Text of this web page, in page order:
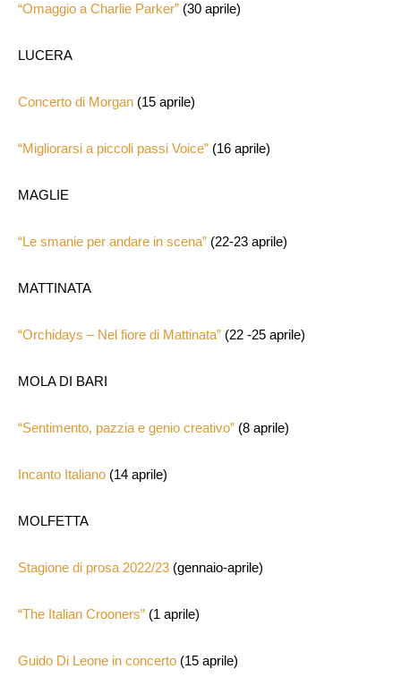
“Omaggio a Charlie Parker” (30 aprile)
LUCERA
Concerto di Morgan (15 aprile)
“Migliorarsi a piccoli passi Voice” (16 aprile)
MAGLIE
“Le smanie per andare in scena” (22-23 aprile)
MATTINATA
“Orchidays – Nel fiore di Mattinata” (22 -25 aprile)
MOLA DI BARI
“Sentimento, pazzia e genio creativo” (8 aprile)
Incanto Italiano (14 aprile)
MOLFETTA
Stagione di prosa 2022/23 (gennaio-aprile)
“The Italian Crooners” (1 aprile)
Guido Di Leone in concerto (15 aprile)